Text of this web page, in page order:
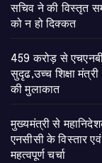
सचिव ने की विस्तृत
को न हो दिक्कत
459 करोड़ से एचएनबी
सुदृढ,उच्च शिक्षा
की मुलाकात
मुख्यमंत्री से
एनसीसी के विस्तार
महत्वपूर्ण चर्चा